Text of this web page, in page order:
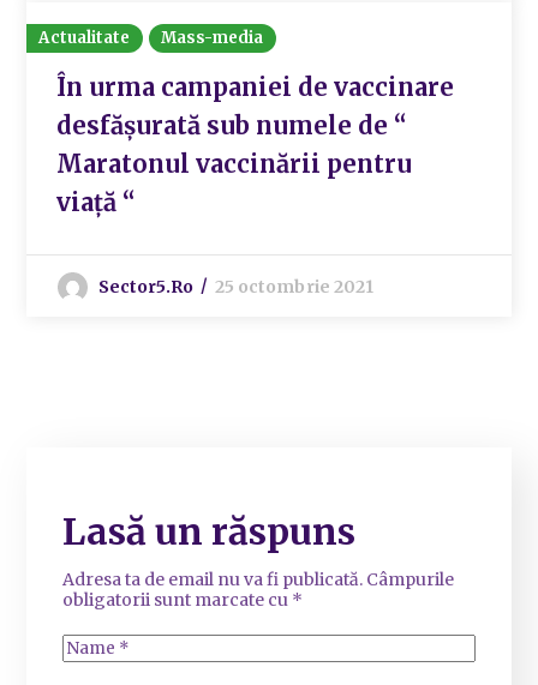
Actualitate Mass-media
În urma campaniei de vaccinare
desfășurată sub numele de “
Maratonul vaccinării pentru
viață “
Sector5.ro 25 octombrie 2021
Lasă un răspuns
Adresa ta de email nu va fi publicată. Câmpurile
obligatorii sunt marcate cu *